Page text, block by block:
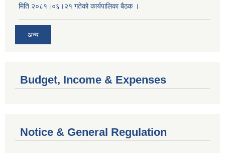
मिति २०८१।०६।२१ गतेको कार्यपालिका बैठक ।
अन्य
Budget, Income & Expenses
Notice & General Regulation